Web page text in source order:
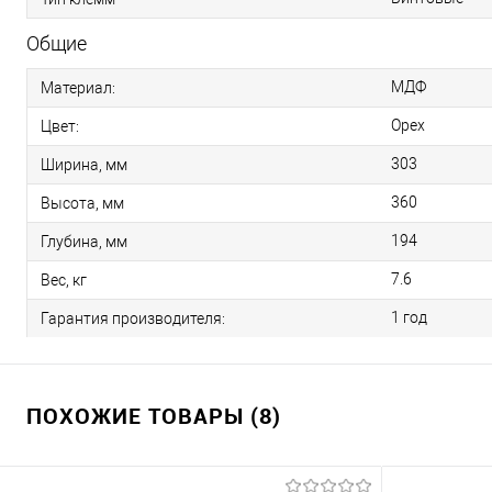
Общие
Материал: МДФ
Цвет: Орех
Ширина, мм 303
Высота, мм 360
Глубина, мм 194
Вес, кг 7.6
Гарантия производителя: 1 год
ПОХОЖИЕ ТОВАРЫ (8)